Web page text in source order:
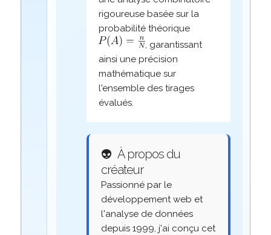
rigoureuse basée sur la
probabilité théorique
, garantissant
ainsi une précision
mathématique sur
l'ensemble des tirages
évalués.
👽 À propos du
créateur
Passionné par le
développement web et
l'analyse de données
depuis 1999, j'ai conçu cet